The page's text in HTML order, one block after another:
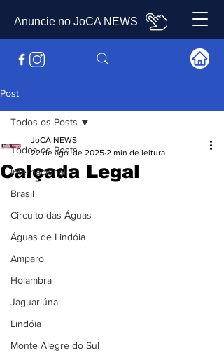
Anuncie no JoCA NEWS
Post
Todos os Posts
Internacional
Brasil
Circuito das Águas
Águas de Lindóia
Amparo
Holambra
Jaguariúna
Lindóia
Monte Alegre do Sul
Todos os Posts
Calçada Legal
JoCA NEWS
22 de ago. de 2025 2 min de leitura